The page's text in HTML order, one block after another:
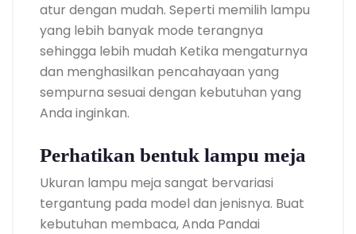
atur dengan mudah. Seperti memilih lampu
yang lebih banyak mode terangnya
sehingga lebih mudah Ketika mengaturnya
dan menghasilkan pencahayaan yang
sempurna sesuai dengan kebutuhan yang
Anda inginkan.
Perhatikan bentuk lampu meja
Ukuran lampu meja sangat bervariasi
tergantung pada model dan jenisnya. Buat
kebutuhan membaca, Anda Pandai